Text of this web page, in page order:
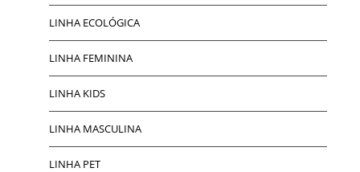
LINHA ECOLÓGICA
LINHA FEMININA
LINHA KIDS
LINHA MASCULINA
LINHA PET